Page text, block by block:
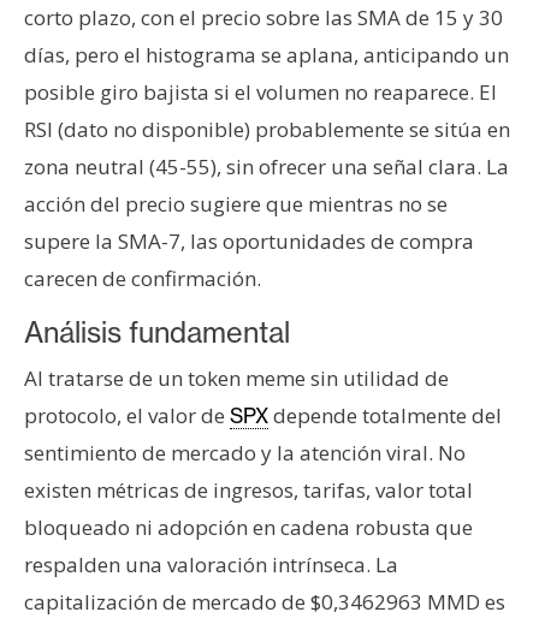
corto plazo, con el precio sobre las SMA de 15 y 30
días, pero el histograma se aplana, anticipando un
posible giro bajista si el volumen no reaparece. El
RSI (dato no disponible) probablemente se sitúa en
zona neutral (45-55), sin ofrecer una señal clara. La
acción del precio sugiere que mientras no se
supere la SMA-7, las oportunidades de compra
carecen de confirmación.
Análisis fundamental
Al tratarse de un token meme sin utilidad de
protocolo, el valor de SPXdepende totalmente del
sentimiento de mercado y la atención viral. No
existen métricas de ingresos, tarifas, valor total
bloqueado ni adopción en cadena robusta que
respalden una valoración intrínseca. La
capitalización de mercado de $0,3462963 MMD es